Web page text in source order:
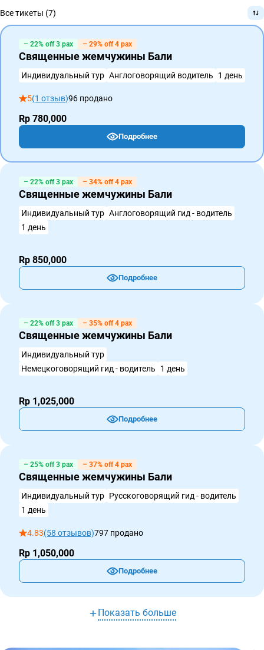
Все тикеты (7)
– 22% off 3 pax – 29% off 4 pax
Священные жемчужины Бали
Индивидуальный тур Англоговорящий водитель 1 день
5(1 отзыв)96 продано
Rp 780,000
Подробнее
– 22% off 3 pax – 34% off 4 pax
Священные жемчужины Бали
Индивидуальный тур Англоговорящий гид - водитель
1 день
Rp 850,000
Подробнее
– 22% off 3 pax – 35% off 4 pax
Священные жемчужины Бали
Индивидуальный тур
Немецкоговорящий гид - водитель
1 день
Rp 1,025,000
Подробнее
– 25% off 3 pax – 37% off 4 pax
Священные жемчужины Бали
Индивидуальный тур Русскоговорящий гид - водитель
1 день
4.83(58 отзывов)797 продано
Rp 1,050,000
Подробнее
Показать больше